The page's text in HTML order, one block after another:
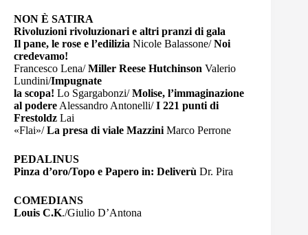
NON È SATIRA
Rivoluzioni rivoluzionari e altri pranzi di gala
Il pane, le rose e l’edilizia Nicole Balassone/Noi
credevamo!
Francesco Lena/Miller Reese Hutchinson Valerio
Lundini/Impugnate
la scopa! Lo Sgargabonzi/Molise, l’immaginazione
al podere Alessandro Antonelli/I 221 punti di
Frestoldz Lai
«Flai»/La presa di viale Mazzini Marco Perrone
PEDALINUS
Pinza d’oro/Topo e Papero in: Deliverù Dr. Pira
COMEDIANS
Louis C.K./Giulio D’Antona